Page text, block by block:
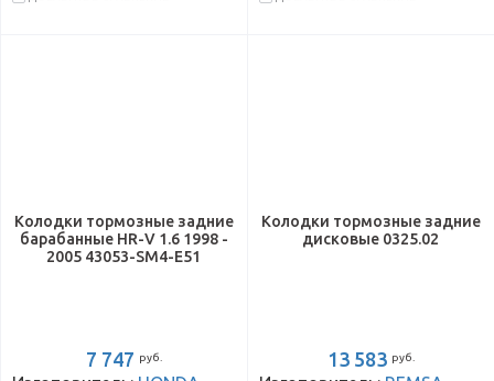
Колодки тормозные задние
барабанные HR-V 1.6 1998 -
2005 43053-SM4-E51
7 747 руб.
Колодки тормозные задние
дисковые 0325.02
13 583 руб.